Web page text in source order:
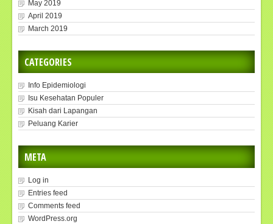
May 2019
April 2019
March 2019
CATEGORIES
Info Epidemiologi
Isu Kesehatan Populer
Kisah dari Lapangan
Peluang Karier
META
Log in
Entries feed
Comments feed
WordPress.org